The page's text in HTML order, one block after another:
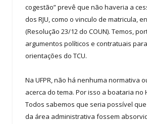
cogestão” prevê que não haveria a
dos RJU, como o vinculo de matricula,
(Resolução 23/12 do COUN). Temos,
argumentos políticos e contratuais
orientações do TCU.
Na UFPR, não há nenhuma normativa
acerca do tema. Por isso a boataria no
Todos sabemos que seria possível
da área administrativa fossem